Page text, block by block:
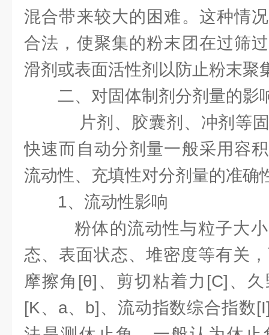
混合带来较大的困难。这种情
合法，使聚集的粉末团在过筛
滑剂或表面活性剂以防止粉末聚
二、对固体制剂分剂量的影
片剂、胶囊剂、冲剂等
快速而自动分剂量一般采用容
流动性、充填性对分剂量的准确
1、流动性影响
粉体的流动性与粒子大
态、表面状态、堆密度等有关
摩擦角[θ]、剪切粘着力[C]、
[K、a、b]、流动指数综合指数